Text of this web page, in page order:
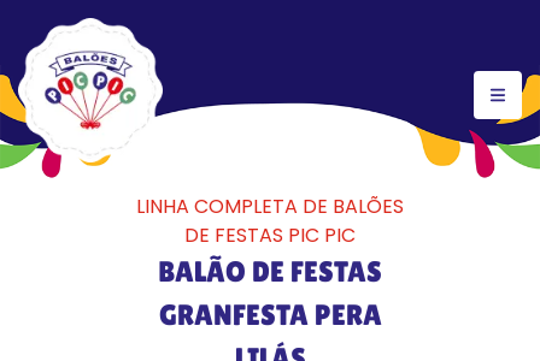
LINHA COMPLETA DE BALÕES
DE FESTAS PIC PIC
BALÃO DE FESTAS
GRANFESTA PERA